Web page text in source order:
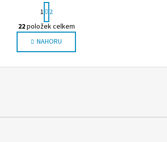
O
v
l
á
p
S
t
r
á
n
k
1
2
22položek celkem
NAHORU